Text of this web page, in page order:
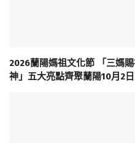
2026蘭陽媽祖文化節 「三媽
神」五大亮點齊聚蘭陽10月2